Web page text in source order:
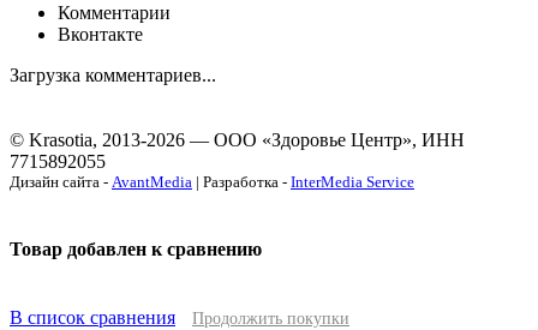
Комментарии
Вконтакте
Загрузка комментариев...
© Krasotia, 2013-2026 — ООО «Здоровье Центр», ИНН
7715892055
Дизайн сайта - AvantMedia | Разработка - InterMedia Service
Товар добавлен к сравнению
В список сравнения Продолжить покупки